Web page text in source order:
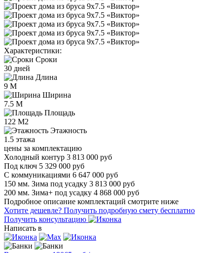
Характеристики:
Сроки
30 дней
Длина
9 М
Ширина
7.5 М
Площадь
122 М2
Этажность
1.5 этажа
цены за комплектацию
Холодный контур 3 813 000 руб
Под ключ 5 329 000 руб
С коммуникациями 6 647 000 руб
150 мм. Зима под усадку 3 813 000 руб
200 мм. Зима+ под усадку 4 868 000 руб
Подробное описание комплектаций смотрите ниже
Хотите дешевле? Получить подробную смету бесплатно
Получить консультацию
Написать в